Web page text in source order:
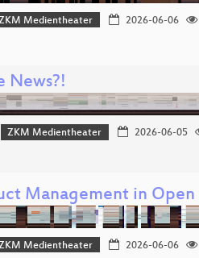
Medientheater
2026-06-06
News?!
ZKM Medientheater
2026-06-05
Management in Open
Medientheater
2026-06-06